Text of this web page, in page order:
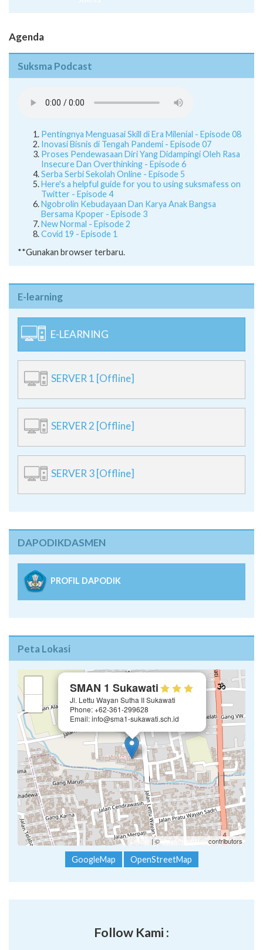
Agenda
Suksma Podcast
Pentingnya Menguasai Skill di Era Milenial - Episode 08
Inovasi Bisnis di Tengah Pandemi - Episode 07
Proses Pendewasaan Diri Yang Didampingi Oleh Rasa
Insecure Dan Overthinking - Episode 6
Serba Serbi Sekolah Online - Episode 5
Here's a helpful guide for you to using suksmafess on
Twitter - Episode 4
Ngobrolin Kebudayaan Dan Karya Anak Bangsa
Bersama Kpoper - Episode 3
New Normal - Episode 2
Covid 19 - Episode 1
**Gunakan browser terbaru.
E-learning
E-LEARNING
SERVER 1 [Offline]
SERVER 2 [Offline]
SERVER 3 [Offline]
DAPODIKDASMEN
PROFIL DAPODIK
Peta Lokasi
SMAN 1 Sukawati
Jl. Lettu Wayan Sutha II Sukawati
Phone: +62-361-299628
Email: info@sma1-sukawati.sch.id
Leaflet | ©OpenStreetMap contributors
GoogleMap OpenStreetMap
Follow Kami :